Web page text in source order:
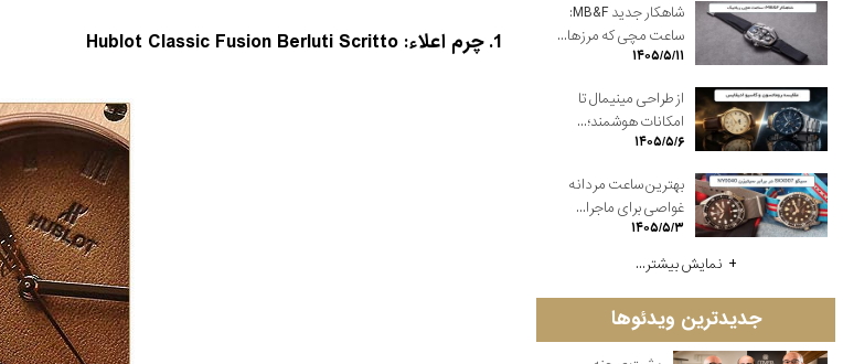
1. چرم اعلاء: Hublot Classic Fusion Berluti Scritto
شاهکار جدید MB&F:
ساعت مچی که مرزها...
۱۴۰۵/۵/۱۱
از طراحی مینیمال تا
امکانات هوشمند؛...
۱۴۰۵/۵/۶
بهترین ساعت مردانه
غواصی برای ماجرا...
۱۴۰۵/۵/۳
نمایش بیشتر...
جدیدترین ویدئوها